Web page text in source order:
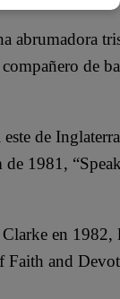
abrumadora
de
de
1981,
en
Faith and